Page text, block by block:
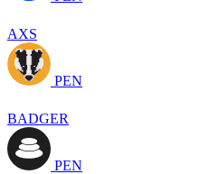
AXS
PEN
BADGER
PEN